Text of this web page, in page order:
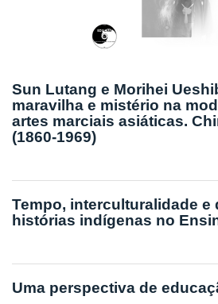
Sun Lutang e Morihei
maravilha e mistério na
artes marciais asiáticas.
(1860-1969)
Tempo, interculturalidade e
histórias indígenas no
Uma perspectiva de